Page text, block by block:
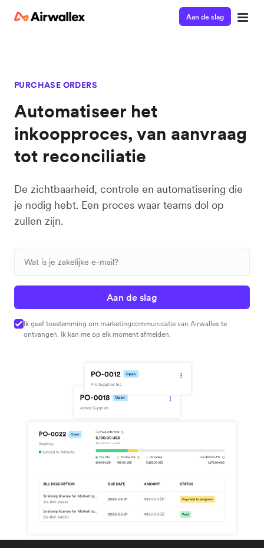
Aan de slag
PURCHASE ORDERS
Automatiseer het
inkoopproces, van aanvraag
tot reconciliatie
De zichtbaarheid, controle en automatisering die
je nodig hebt. Een proces waar teams dol op
zullen zijn.
Aan de slag
Ik geef toestemming om marketingcommunicatie van Airwallex te
ontvangen. Ik kan me op elk moment afmelden.